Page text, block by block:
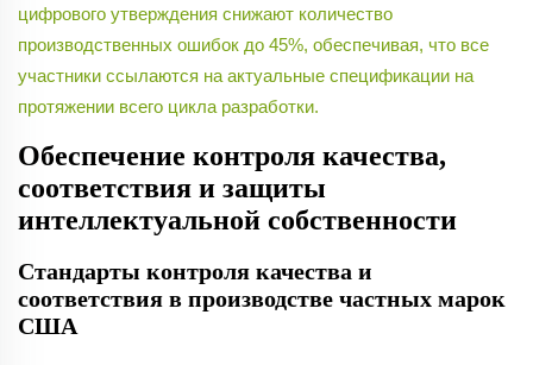
цифрового утверждения снижают количество
производственных ошибок до 45%, обеспечивая, что все
участники ссылаются на актуальные спецификации на
протяжении всего цикла разработки.
Обеспечение контроля качества,
соответствия и защиты
интеллектуальной собственности
Стандарты контроля качества и
соответствия в производстве частных марок
США